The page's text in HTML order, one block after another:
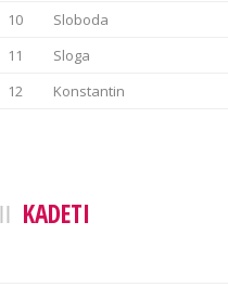
10
Sloboda
11
Sloga
12
Konstantin
KADETI